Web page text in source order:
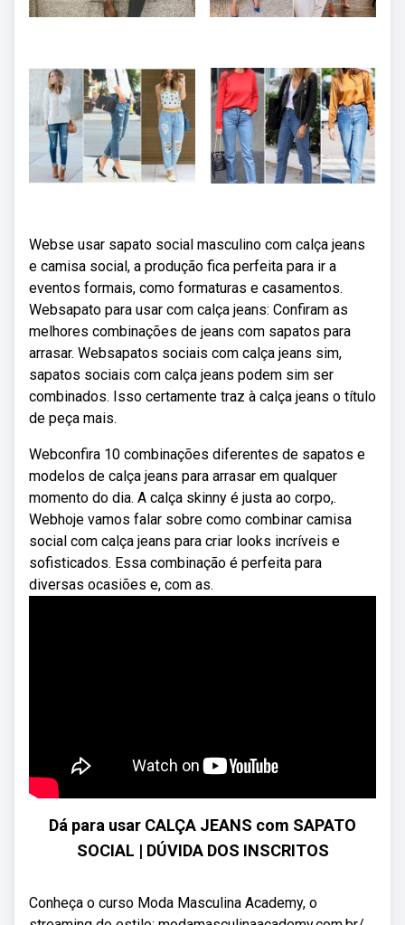
Webse usar sapato social masculino com calça jeans
e camisa social, a produção fica perfeita para ir a
eventos formais, como formaturas e casamentos.
Websapato para usar com calça jeans: Confiram as
melhores combinações de jeans com sapatos para
arrasar. Websapatos sociais com calça jeans sim,
sapatos sociais com calça jeans podem sim ser
combinados. Isso certamente traz à calça jeans o título
de peça mais.
Webconfira 10 combinações diferentes de sapatos e
modelos de calça jeans para arrasar em qualquer
momento do dia. A calça skinny é justa ao corpo,.
Webhoje vamos falar sobre como combinar camisa
social com calça jeans para criar looks incríveis e
sofisticados. Essa combinação é perfeita para
diversas ocasiões e, com as.
Dá para usar CALÇA JEANS com SAPATO
SOCIAL | DÚVIDA DOS INSCRITOS
Conheça o curso Moda Masculina Academy, o